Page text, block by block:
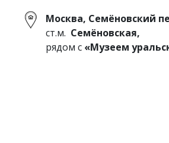
Москва, Семёновский
ст.м. Семёновская,
рядом с «Музеем